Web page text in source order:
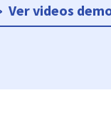
Ver videos